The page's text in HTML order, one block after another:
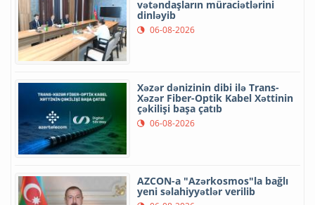
vətəndaşların müraciətlərini
dinləyib
06-08-2026
Xəzər dənizinin dibi ilə Trans-
Xəzər Fiber-Optik Kabel Xəttinin
çəkilişi başa çatıb
06-08-2026
AZCON-a "Azərkosmos"la bağlı
yeni səlahiyyətlər verilib